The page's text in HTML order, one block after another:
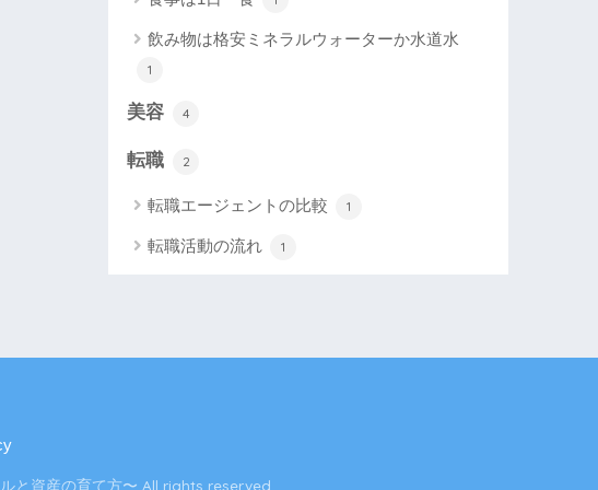
飲み物は格安ミネラルウォーターか水道水
1
美容 4
転職 2
転職エージェントの比較 1
転職活動の流れ 1
と資産の育て方〜 All rights reserved.